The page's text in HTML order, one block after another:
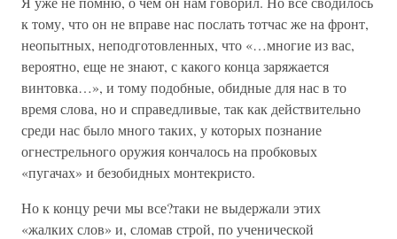
к тому, что он не вправе нас послать тотчас же на фронт,
неопытных, неподготовленных, что «…многие из вас,
вероятно, еще не знают, с какого конца заряжается
винтовка…», и тому подобные, обидные для нас в то
время слова, но и справедливые, так как действительно
среди нас было много таких, у которых познание
огнестрельного оружия кончалось на пробковых
«пугачах» и безобидных монтекристо.
Но к концу речи мы все?таки не выдержали этих
«жалких слов» и, сломав строй, по ученической